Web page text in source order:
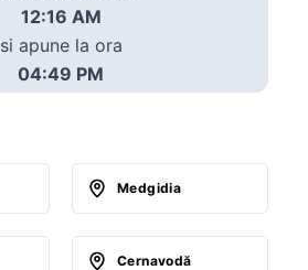
12:16 AM
si apune la ora
04:49 PM
Medgidia
Cernavodă